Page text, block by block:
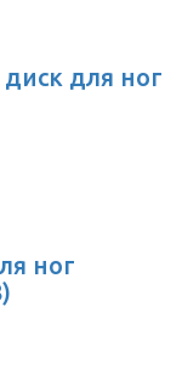
для ног
ног